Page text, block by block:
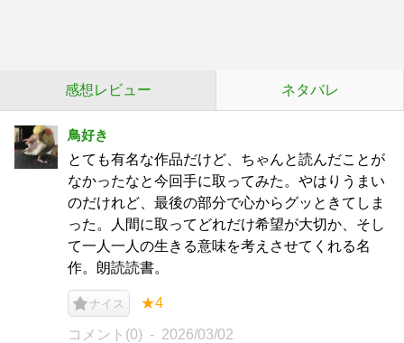
感想レビュー ネタバレ
鳥好き
とても有名な作品だけど、ちゃんと読んだことが
なかったなと今回手に取ってみた。やはりうまい
のだけれど、最後の部分で心からグッときてしま
った。人間に取ってどれだけ希望が大切か、そし
て一人一人の生きる意味を考えさせてくれる名
作。朗読読書。
ナイス ★4
コメント(0) 2026/03/02